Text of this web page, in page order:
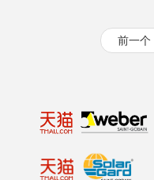
前一个